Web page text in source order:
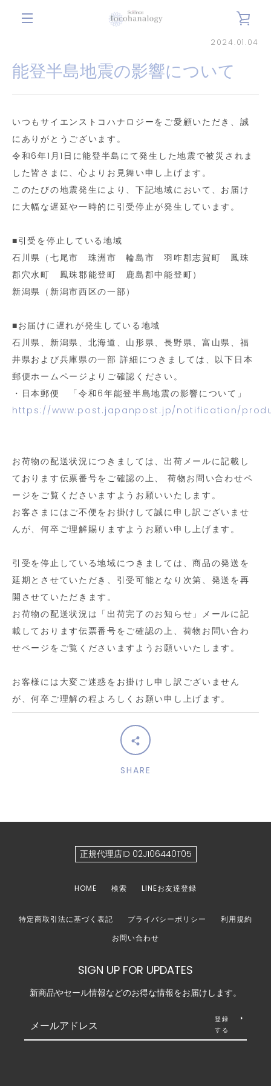
ニ
ュ
ー
も
一
度
索
る
ー
2024.01.04
能登半島地震の影響について
いつもサイエンストコハナロジーをご愛顧いただき、誠
にありがとうございます。
令和6年1月1日に能登半島にて発生した地震で被災されま
した皆さまに、心よりお見舞い申し上げます。
このたびの地震発生により、下記地域において、お届け
に大幅な遅延や一時的に引受停止が発生しています。
■引受を停止している地域
石川県（七尾市 珠洲市 輪島市 羽咋郡志賀町 鳳珠
郡穴水町 鳳珠郡能登町 鹿島郡中能登町）
新潟県（新潟市西区の一部）
■お届けに遅れが発生している地域
石川県、新潟県、北海道、山形県、長野県、富山県、福
井県および兵庫県の一部 詳細につきましては、以下日本
郵便ホームページよりご確認ください。
・日本郵便 「令和6年能登半島地震の影響について」
https://www.post.japanpost.jp/notification/
お荷物の配送状況につきましては、出荷メールに記載し
ております伝票番号をご確認の上、 荷物お問い合わせペ
ージをご覧くださいますようお願いいたします。
お客さまにはご不便をお掛けして誠に申し訳ございませ
んが、何卒ご理解賜りますようお願い申し上げます。
引受を停止している地域につきましては、商品の発送を
延期とさせていただき、引受可能となり次第、発送を再
開させていただきます。
お荷物の配送状況は「出荷完了のお知らせ」メールに記
載しております伝票番号をご確認の上、荷物お問い合わ
せページをご覧くださいますようお願いいたします。
お客様には大変ご迷惑をお掛けし申し訳ございません
が、何卒ご理解の程よろしくお願い申し上げます。
SHARE
正規代理店ID 02J106440T05
HOME 検索 LINEお友達登録
特定商取引法に基づく表記 プライバシーポリシー
利用規約
お問い合わせ
SIGN UP FOR UPDATES
新商品やセール情報などのお得な情報をお届けします。
登録
する